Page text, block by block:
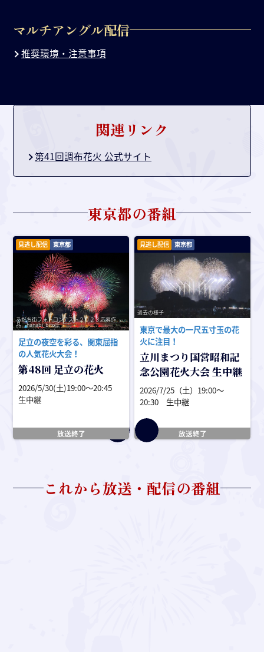
マルチアングル配信
推奨環境・注意事項
関連リンク
第41回調布花火 公式サイト
東京都の番組
見逃し配信 東京都
あだち街フォトコンテスト２０２３応募作
品 hanabi_bito氏
足立の夜空を彩る、関東屈指
の人気花火大会！
第48回 足立の花火
2026/5/30(土)19:00〜20:45
生中継
放送終了
見逃し配信 東京都
過去の様子
東京で最大の一尺五寸玉の花
火に注目！
立川まつり国営昭和記
念公園花火大会 生中継
2026/7/25（土）19:00〜
20:30 生中継
放送終了
これから放送・配信の番組